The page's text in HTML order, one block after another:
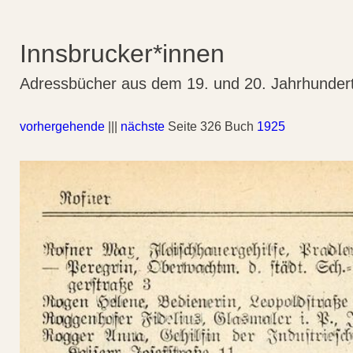
Innsbrucker*innen
Adressbücher aus dem 19. und 20.
vorhergehende nächste Seite 326 Buch 1925